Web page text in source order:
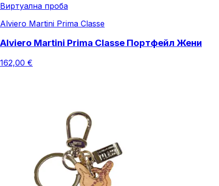
Виртуална проба
Alviero Martini Prima Classe
Alviero Martini Prima Classe Портфейл Жени
162,00 €